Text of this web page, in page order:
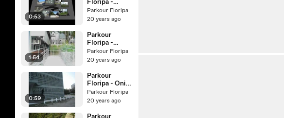
0:53
Floripa -
Esquilo
Joaquina
Parkour Floripa
20 years ago
1:54
Parkour
Floripa -
RodCam
Parkour Floripa
20 years ago
0:59
Parkour
Floripa - Onii
e Gelain
Parkour Floripa
20 years ago